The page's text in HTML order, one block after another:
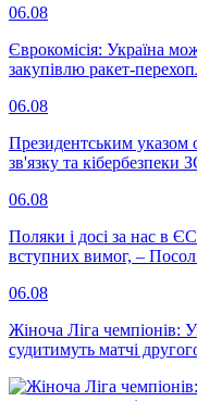
06.08
Єврокомісія: Україна
закупівлю ракет-
06.08
Президентським указом
зв'язку та кібербезпеки
06.08
Поляки і досі за нас в
вступних вимог, –
06.08
Жіноча Ліга чемпіонів:
судитимуть матчі